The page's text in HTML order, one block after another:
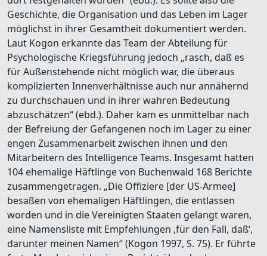
Geschichte, die Organisation und das Leben im Lager
möglichst in ihrer Gesamtheit dokumentiert werden.
Laut Kogon erkannte das Team der Abteilung für
Psychologische Kriegsführung jedoch „rasch, daß es
für Außenstehende nicht möglich war, die überaus
komplizierten Innenverhältnisse auch nur annähernd
zu durchschauen und in ihrer wahren Bedeutung
abzuschätzen“ (ebd.). Daher kam es unmittelbar nach
der Befreiung der Gefangenen noch im Lager zu einer
engen Zusammenarbeit zwischen ihnen und den
Mitarbeitern des Intelligence Teams. Insgesamt hatten
104 ehemalige Häftlinge von Buchenwald 168 Berichte
zusammengetragen. „Die Offiziere [der US-Armee]
besaßen von ehemaligen Häftlingen, die entlassen
worden und in die Vereinigten Staaten gelangt waren,
eine Namensliste mit Empfehlungen ‚für den Fall, daß‘,
darunter meinen Namen“ (Kogon 1997, S. 75). Er führte